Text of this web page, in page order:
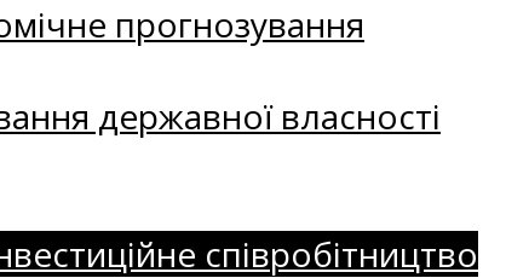
прогнозування
державної власності
співробітництво